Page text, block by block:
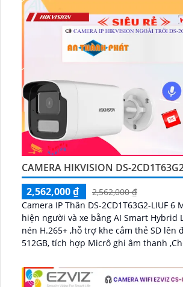
CAMERA HIKVISION DS-
2,562,000 ₫
2,562,000 ₫
Camera IP Thân DS-2CD1T63G2-LIUF 6
hiện người và xe bằng AI Smart Hybrid
nén H.265+ ,hỗ trợ khe cắm thẻ SD lên
512GB, tích hợp Micrô ghi âm thanh ,Chống nước và
hình ảnh ban đêm có màu trong điều
yếu...